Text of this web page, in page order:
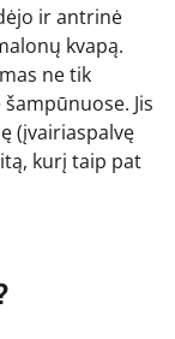
ir antrinė
kvapą.
ne tik
Jis
(įvairiaspalvę
kurį taip pat